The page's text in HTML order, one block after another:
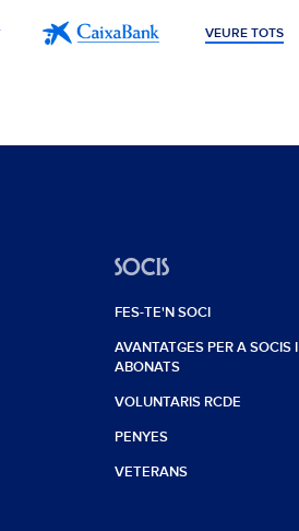
VEURE TOTS
SOCIS
FES-TE'N SOCI
AVANTATGES PER A SOCIS I
ABONATS
VOLUNTARIS RCDE
PENYES
VETERANS